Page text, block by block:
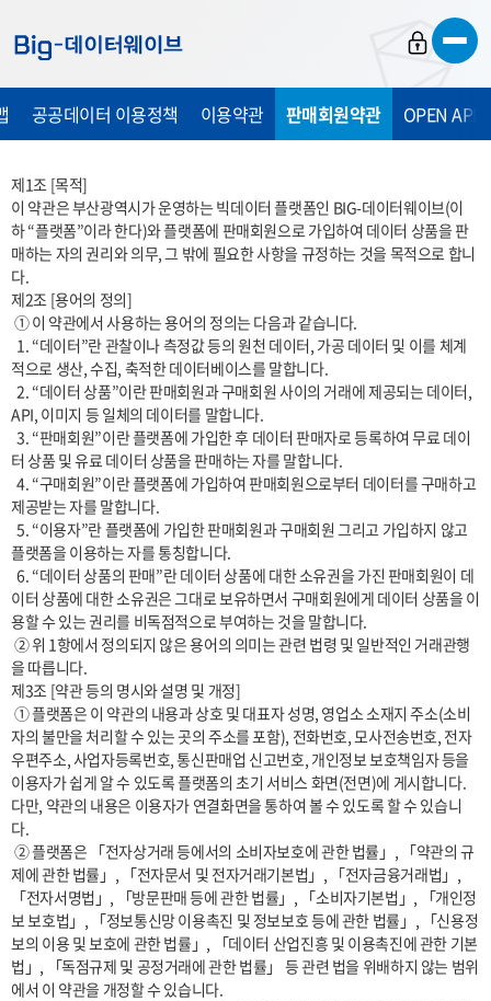
가
기
가
기
가
기
공공데이터 이용정책 이용약관 판매회원약관 OPEN API
제1조 [목적]
이 약관은 부산광역시가 운영하는 빅데이터 플랫폼인 BIG-데이터웨이브(이
하 “플랫폼”이라 한다)와 플랫폼에 판매회원으로 가입하여 데이터 상품을 판
매하는 자의 권리와 의무, 그 밖에 필요한 사항을 규정하는 것을 목적으로 합니
다.
제2조 [용어의 정의]
적으로 생산, 수집, 축적한 데이터베이스를 말합니다.
  2. “데이터 상품”이란 판매회원과 구매회원 사이의 거래에 제공되는 데이터,
API, 이미지 등 일체의 데이터를 말합니다.
  3. “판매회원”이란 플랫폼에 가입한 후 데이터 판매자로 등록하여 무료 데이
터 상품 및 유료 데이터 상품을 판매하는 자를 말합니다.
  4. “구매회원”이란 플랫폼에 가입하여 판매회원으로부터 데이터를 구매하고
제공받는 자를 말합니다.
  5. “이용자”란 플랫폼에 가입한 판매회원과 구매회원 그리고 가입하지 않고
플랫폼을 이용하는 자를 통칭합니다.
  6. “데이터 상품의 판매”란 데이터 상품에 대한 소유권을 가진 판매회원이 데
이터 상품에 대한 소유권은 그대로 보유하면서 구매회원에게 데이터 상품을 이
용할 수 있는 권리를 비독점적으로 부여하는 것을 말합니다.
을 따릅니다.
제3조 [약관 등의 명시와 설명 및 개정]
자의 불만을 처리할 수 있는 곳의 주소를 포함), 전화번호, 모사전송번호, 전자
우편주소, 사업자등록번호, 통신판매업 신고번호, 개인정보 보호책임자 등을
이용자가 쉽게 알 수 있도록 플랫폼의 초기 서비스 화면(전면)에 게시합니다.
다만, 약관의 내용은 이용자가 연결화면을 통하여 볼 수 있도록 할 수 있습니
다.
제에 관한 법률」, 「전자문서 및 전자거래기본법」, 「전자금융거래법」,
「전자서명법」, 「방문판매 등에 관한 법률」, 「소비자기본법」, 「개인정
보 보호법」, 「정보통신망 이용촉진 및 정보보호 등에 관한 법률」, 「신용정
보의 이용 및 보호에 관한 법률」, 「데이터 산업진흥 및 이용촉진에 관한 기본
법」, 「독점규제 및 공정거래에 관한 법률」 등 관련 법을 위배하지 않는 범위
에서 이 약관을 개정할 수 있습니다.